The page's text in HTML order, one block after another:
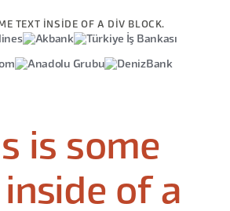
TEXT INSIDE OF A DIV BLOCK.
is some
of a